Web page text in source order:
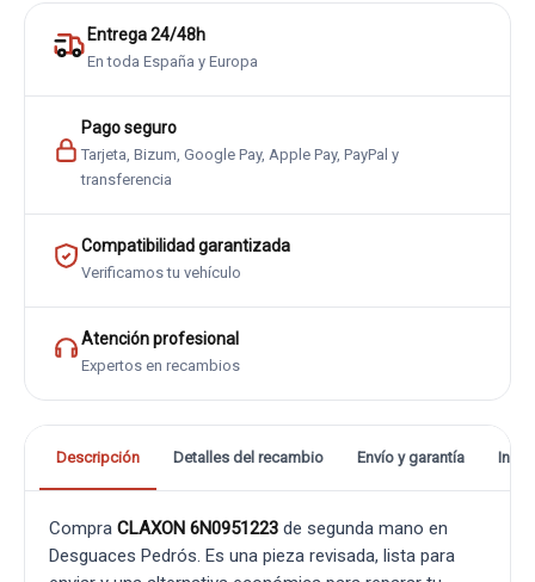
Entrega 24/48h
En toda España y Europa
Pago seguro
Tarjeta, Bizum, Google Pay, Apple Pay, PayPal y
transferencia
Compatibilidad garantizada
Verificamos tu vehículo
Atención profesional
Expertos en recambios
Descripción Detalles del recambio Envío y garantía
Compra CLAXON 6N0951223 de segunda mano en
Desguaces Pedrós. Es una pieza revisada, lista para